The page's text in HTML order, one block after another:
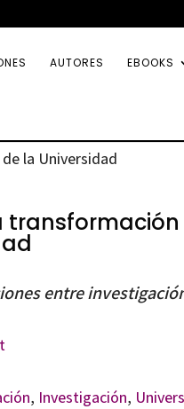
AUTORES EBOOKS
la Universidad
transformación
entre
, Investigación,